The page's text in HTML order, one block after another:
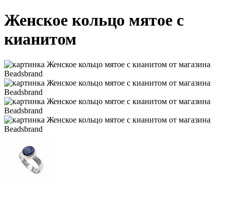
Женское кольцо мятое с
кианитом